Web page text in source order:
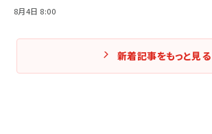
8月4日 8:00
新着記事をもっと見る